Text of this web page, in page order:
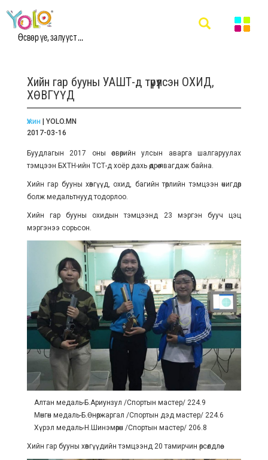
Өсвөр үе, залууст ...
Хийн гар бууны УАШТ-д түрүүлсэн ОХИД,
ХӨВГҮҮД
Үжин | YOLO.MN
2017-03-16
Буудлагын 2017 оны өсвөрийн улсын аварга шалгаруулах
тэмцээн БХТН-ийн ТСТ-д хоёр дахь өдрөө явагдаж байна.
Хийн гар бууны хөвгүүд, охид, багийн төрлийн тэмцээн өчигдөр
болж медальтнууд тодорлоо.
Хийн гар бууны охидын тэмцээнд 23 мэргэн бууч цэц
мэргэнээ сорьсон.
Алтан медаль-Б.Ариунзул /Спортын мастер/ 224.9
Мөнгөн медаль-Б.Өнөржаргал /Спортын дэд мастер/ 224.6
Хүрэл медаль-Н.Шинэмөрөн /Спортын мастер/ 206.8
Хийн гар бууны хөвгүүдийн тэмцээнд 20 тамирчин өрсөлдлөө.